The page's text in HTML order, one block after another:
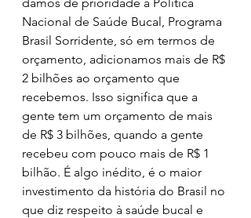
Nacional de Saúde Bucal, Programa
Brasil Sorridente, só em termos de
orçamento, adicionamos mais de R$
2 bilhões ao orçamento que
recebemos. Isso significa que a
gente tem um orçamento de mais
de R$ 3 bilhões, quando a gente
recebeu com pouco mais de R$ 1
bilhão. É algo inédito, é o maior
investimento da história do Brasil no
que diz respeito à saúde bucal e